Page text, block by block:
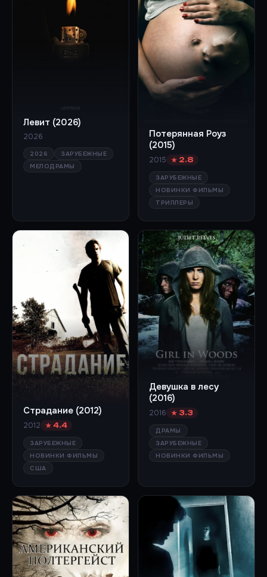
Левит (2026)
2026
2026
ЗАРУБЕЖНЫЕ
МЕЛОДРАМЫ
Потерянная Роуз
(2015)
2015 ★ 2.8
ЗАРУБЕЖНЫЕ
НОВИНКИ ФИЛЬМЫ
ТРИЛЛЕРЫ
Страдание (2012)
2012 ★ 4.4
ЗАРУБЕЖНЫЕ
НОВИНКИ ФИЛЬМЫ
США
Девушка в лесу
(2016)
2016 ★ 3.3
ДРАМЫ
ЗАРУБЕЖНЫЕ
НОВИНКИ ФИЛЬМЫ